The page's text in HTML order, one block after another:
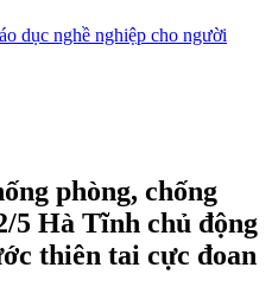
phòng, chống
5 Hà Tĩnh chủ động
thiên tai cực đoan